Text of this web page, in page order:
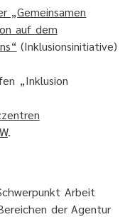
„Gemeinsamen
auf dem
(Inklusionsinitiative)
„Inklusion
.
Arbeit
der Agentur